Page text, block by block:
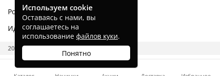
Родным и близким
Идеи тортов
2026 CAKES.RU
Используем cookie
Оставаясь с нами, вы
соглашаетесь на
использование файлов куки.
Понятно